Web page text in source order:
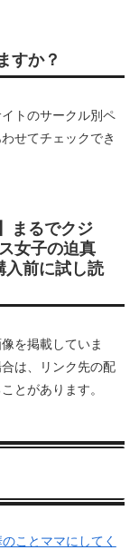
すか？
トのサークル別ペ
せてチェックでき
まるでクジ
女子の迫真
入前に試し読
を掲載していま
は、リンク先の配
とがあります。
ことママにしてく